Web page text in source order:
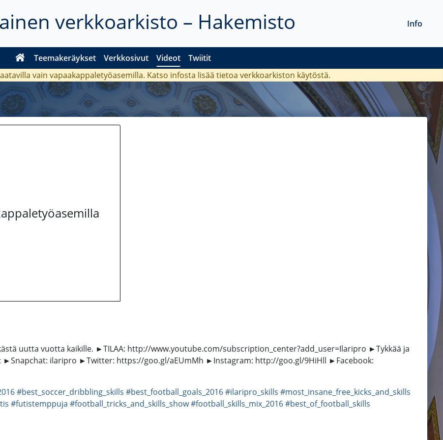
verkkoarkisto – Hakemisto
Teemakeräykset Verkkosivut Videot Twiitit
Info
vain vapaakappaletyöasemilla. Katso infosta lisää tietoa verkkoarkiston käytöstä.
uutta vuotta kaikille. ►TILAA: http://www.youtube.com/subscription_center?add_user=Ilaripro ►Tykkää ja
►Snapchat: ilaripro ►Twitter: https://goo.gl/aEUmMh ►Instagram: http://goo.gl/9HiHll ►Facebook:
#best_soccer_dribbling_skills #best_football_goals_2016#ilaripro_skills #most_insane_free_kicks_and_skills
#futistemppuja #football_tricks_and_skills_show#football_skills_mix_2016#best_of_football_skills